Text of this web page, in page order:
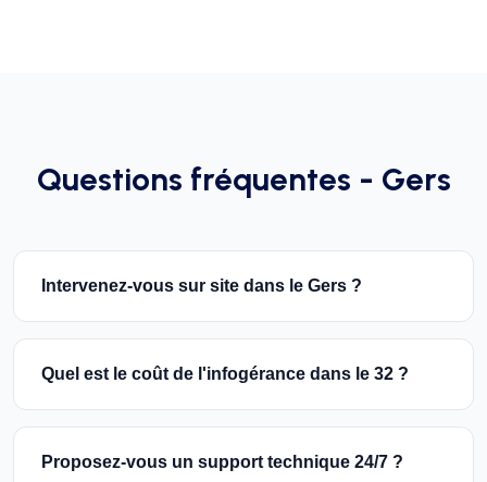
Questions fréquentes - Gers
Intervenez-vous sur site dans le Gers ?
Quel est le coût de l'infogérance dans le 32 ?
Proposez-vous un support technique 24/7 ?